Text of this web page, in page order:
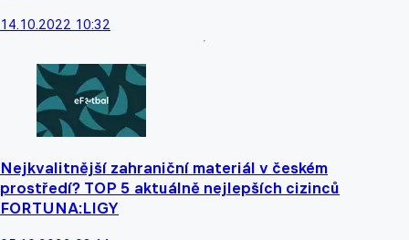
14.10.2022 10:32
Nejkvalitnější zahraniční materiál v českém
prostředí? TOP 5 aktuálně nejlepších cizinců
FORTUNA:LIGY